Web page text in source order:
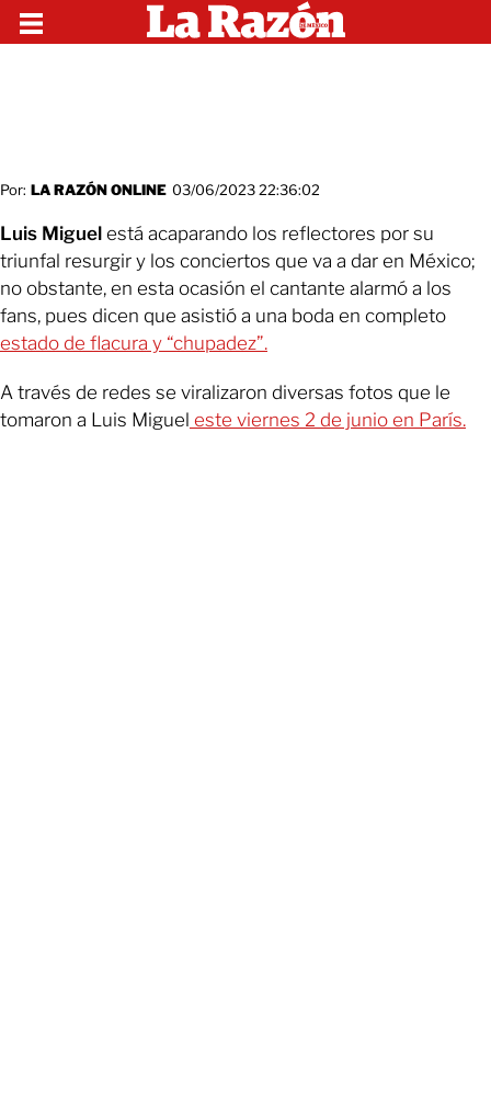
Por: LA RAZÓN ONLINE 03/06/2023 22:36:02
Luis Miguel está acaparando los reflectores por su
triunfal resurgir y los conciertos que va a dar en México;
no obstante, en esta ocasión el cantante alarmó a los
fans, pues dicen que asistió a una boda en completo
estado de flacura y “chupadez”.
A través de redes se viralizaron diversas fotos que le
tomaron a Luis Miguel este viernes 2 de junio en París.